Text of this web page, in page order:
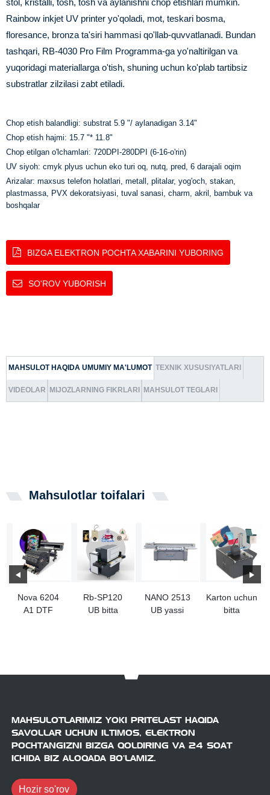
stol, kristalli, tosh, tosh va aylanishni chop etishlari mumkin.
Rainbow inkjet UV printer yo'qoladi, mot, teskari bosma,
floresance, bronza ta'siri hammasi qo'llab-quvvatlanadi. Bundan
tashqari, RB-4030 Pro Film Programma-ga yo'naltirilgan va
yuqoridagi materiallarga o'tish, shuning uchun ko'plab tartibsiz
substratlar zilzilasi zabt etiladi.
Chop etish balandligi: substrat 5.9 "/ aylanadigan 3.14"
Chop etish hajmi: 15.7 "* 11.8"
Chop etilgan o'lchamlari: 720DPI-280DPI (6-16-o'rin)
UV siyoh: cmyk plyus uchun eko turi oq, nutq, pred, 6 darajali oqim
Arizalar: maxsus telefon holatlari, metall, plitalar, yog'och, stakan,
plastmassa, PVX dekoratsiyasi, tuval sanasi, charm, akril, bambuk va
boshqalar
BIZGA ELEKTRON POCHTA XABARINI YUBORING
SO'ROV YUBORISH
MAHSULOT HAQIDA UMUMIY MA'LUMOT TEXNIK XUSUSIYATLARI
VIDEOLAR MIJOZLARNING FIKRLARI MAHSULOT TEGLARI
Mahsulotlar toifalari
Nova 6204
A1 DTF
Rb-SP120
UB bitta
NANO 2513
UB yassi
Karton uchun
bitta
MAHSULOTLARIMIZ YOKI PRITELAST HAQIDA
SAVOLLAR UCHUN ILTIMOS, ELEKTRON
POCHTANGIZNI BIZGA QOLDIRING VA 24 SOAT
ICHIDA BIZ ALOQADA BO'LAMIZ.
Hozir so'rov